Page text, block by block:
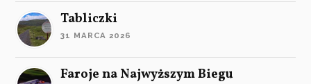
Tabliczki
31 MARCA 2026
Faroje na Najwyższym Biegu